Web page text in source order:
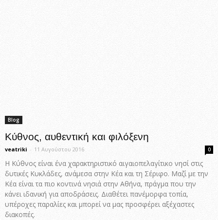
Blog
Κύθνος, αυθεντική και φιλόξενη
veatriki - 11 Αυγούστου 2016 0
Η Κύθνος είναι ένα χαρακτηριστικό αιγαιοπελαγίτικο νησί στις
δυτικές Κυκλάδες, ανάμεσα στην Κέα και τη Σέριφο. Μαζί με την
Κέα είναι τα πιο κοντινά νησιά στην Αθήνα, πράγμα που την
κάνει ιδανική για αποδράσεις. Διαθέτει πανέμορφα τοπία,
υπέροχες παραλίες και μπορεί να μας προσφέρει αξέχαστες
διακοπές.